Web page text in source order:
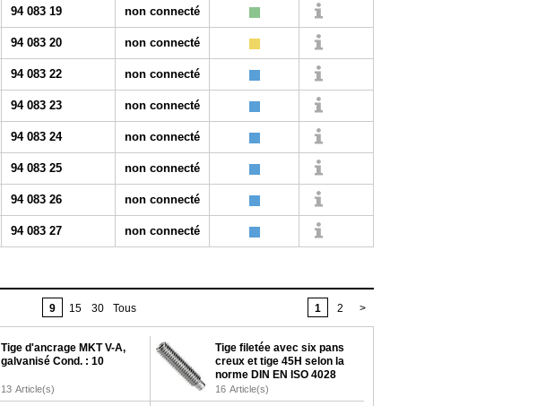
94 083 19 non connecté
94 083 20 non connecté
94 083 22 non connecté
94 083 23 non connecté
94 083 24 non connecté
94 083 25 non connecté
94 083 26 non connecté
94 083 27 non connecté
9 15 30 Tous 1 2 >
Tige d'ancrage MKT V-A,
galvanisé Cond. : 10
13 Article(s)
Tige filetée avec six pans
creux et tige 45H selon la
norme DIN EN ISO 4028
16 Article(s)